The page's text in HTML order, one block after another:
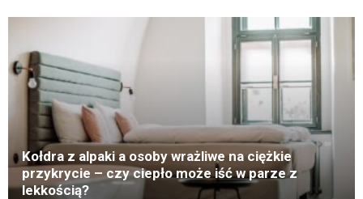
Kołdra z alpaki a osoby wrażliwe na ciężkie
przykrycie – czy ciepło może iść w parze z
lekkością?